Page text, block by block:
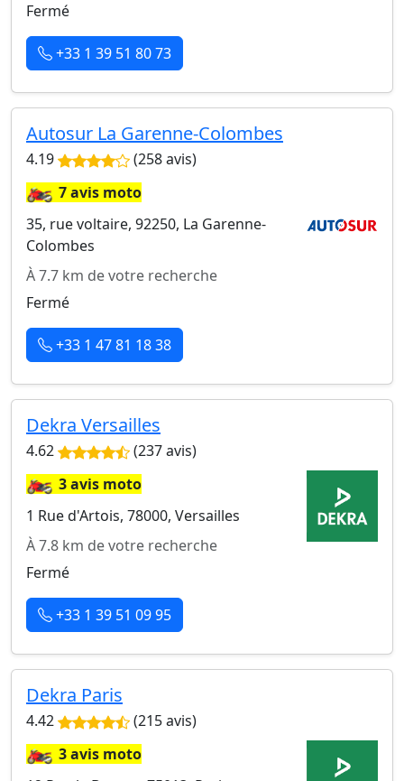
Fermé
+33 1 39 51 80 73
Autosur La Garenne-Colombes
4.19 (258 avis)
🏍️7 avis moto
35, rue voltaire, 92250, La Garenne-
Colombes
À 7.7 km de votre recherche
Fermé
+33 1 47 81 18 38
Dekra Versailles
4.62 (237 avis)
🏍️3 avis moto
1 Rue d'Artois, 78000, Versailles
À 7.8 km de votre recherche
Fermé
+33 1 39 51 09 95
Dekra Paris
4.42 (215 avis)
🏍️3 avis moto